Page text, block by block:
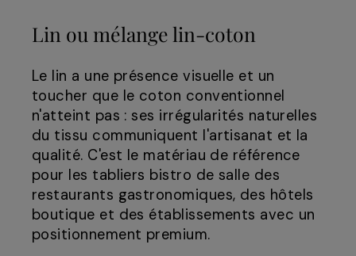
Lin ou mélange lin-coton
Le lin a une présence visuelle et un
toucher que le coton conventionnel
n'atteint pas : ses irrégularités naturelles
du tissu communiquent l'artisanat et la
qualité. C'est le matériau de référence
pour les tabliers bistro de salle des
restaurants gastronomiques, des hôtels
boutique et des établissements avec un
positionnement premium.